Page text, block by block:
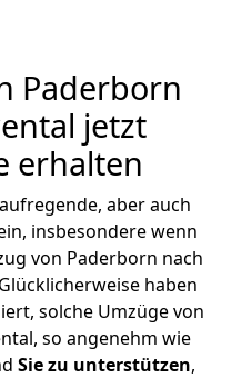
Paderborn
jetzt
erhalten
aber auch
insbesondere wenn
von Paderborn nach
haben
solche Umzüge von
so angenehm wie
Sie zu unterstützen,